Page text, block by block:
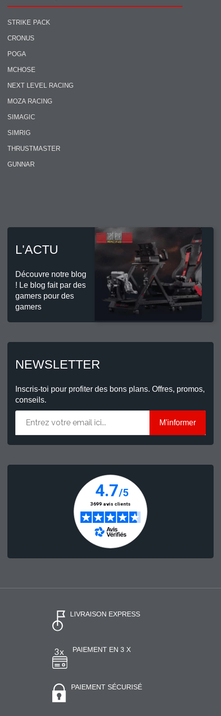
STRIKE PACK
CRONUS
POGA
MCHOSE
NEXT LEVEL RACING
MOZA RACING
SIMAGIC
SIMRIG
THRUSTMASTER
GUNNAR
L'ACTU
Découvre notre blog
! Le blog fait par des
gamers pour des
gamers
NEWSLETTER
Inscris-toi pour profiter des bons plans. Offres, promos,
conseils.
M'informer
LIVRAISON EXPRESS
PAIEMENT EN 3 X
PAIEMENT SÉCURISÉ